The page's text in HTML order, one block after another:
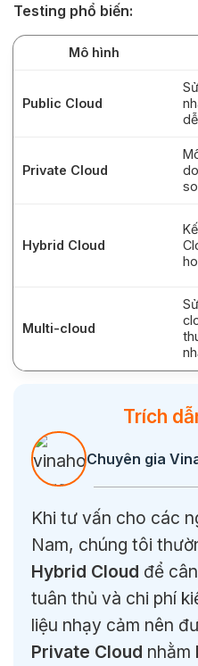
Testing phổ biến:
Mô hình
Public Cloud
Private Cloud
Hybrid Cloud
Multi-cloud
Chuyên gia
Trích
Khi tư vấn cho các
Nam, chúng tôi
Hybrid Cloud để
tuân thủ và chi phí
liệu nhạy cảm nên
Private Cloud nhằm